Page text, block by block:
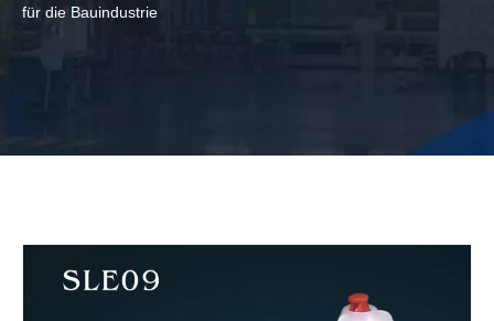
für die Bauindustrie